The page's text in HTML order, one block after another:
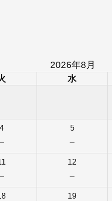
2026年8月
水
4 5
－
12
－
19